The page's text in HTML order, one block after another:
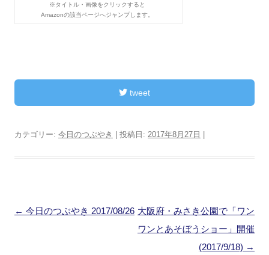
※タイトル・画像をクリックすると
Amazonの該当ページへジャンプします。
tweet
カテゴリー: 今日のつぶやき | 投稿日: 2017年8月27日 |
投
← 今日のつぶやき 2017/08/26 大阪府・みさき公園で「ワン
ワンとあそぼうショー」開催
(2017/9/18) →